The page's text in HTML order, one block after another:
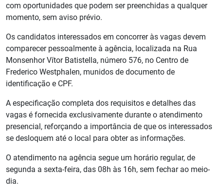
com oportunidades que podem ser preenchidas a qualquer
momento, sem aviso prévio.
Os candidatos interessados em concorrer às vagas devem
comparecer pessoalmente à agência, localizada na Rua
Monsenhor Vítor Batistella, número 576, no Centro de
Frederico Westphalen, munidos de documento de
identificação e CPF.
A especificação completa dos requisitos e detalhes das
vagas é fornecida exclusivamente durante o atendimento
presencial, reforçando a importância de que os interessados
se desloquem até o local para obter as informações.
O atendimento na agência segue um horário regular, de
segunda a sexta-feira, das 08h às 16h, sem fechar ao meio-
dia.